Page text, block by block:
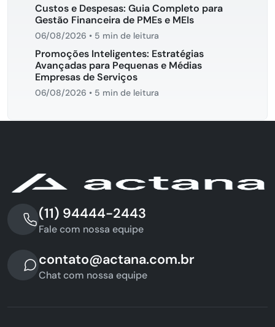
Custos e Despesas: Guia Completo para
Gestão Financeira de PMEs e MEIs
06/08/2026 • 5 min de leitura
Promoções Inteligentes: Estratégias
Avançadas para Pequenas e Médias
Empresas de Serviços
06/08/2026 • 5 min de leitura
(11) 94444-2443
Fale com nossa equipe
contato@actana.com.br
Chat com nossa equipe